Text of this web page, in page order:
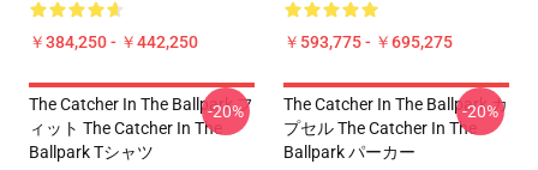
￥384,250 - ￥442,250 ￥593,775 - ￥695,275
The Catcher In The Ballpark フ
ィット The Catcher In The
Ballpark Tシャツ
-20%
The Catcher In The Ballpark カ
プセル The Catcher In The
Ballpark パーカー
-20%